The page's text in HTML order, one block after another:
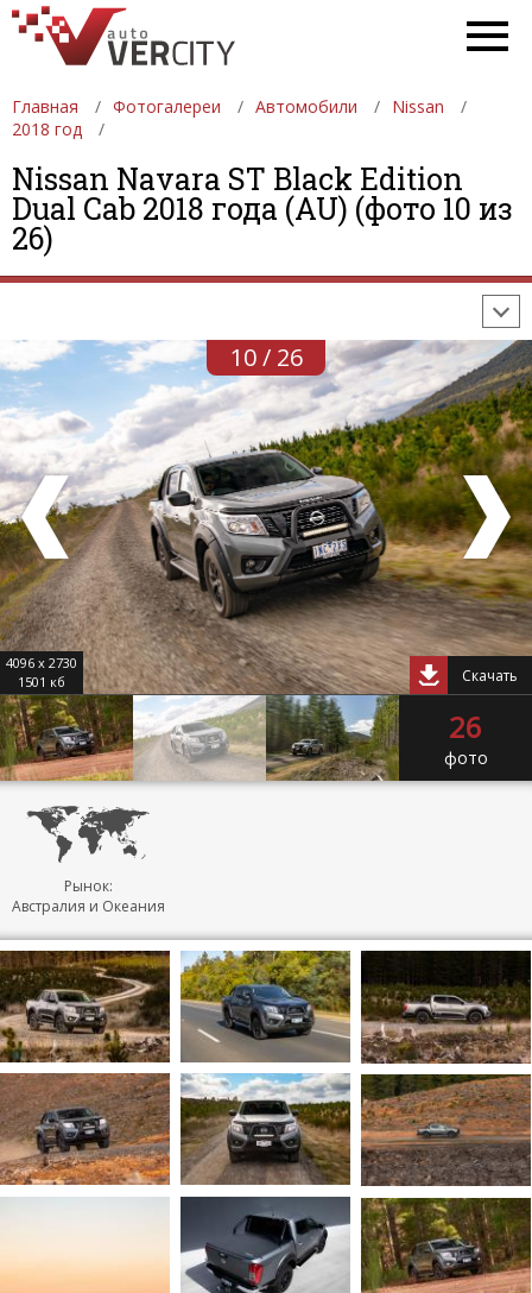
Главная Фотогалереи Автомобили
Nissan
2018 год
Nissan Navara ST Black Edition
Dual Cab 2018 года (AU) (фото 10 из
26)
ФОТОГАЛЕРЕИ АВТОМОБИЛИ
ДЕВУШКИ
АВТОСАЛОНЫ
10 / 26
4096 x 2730
1501 кб
Скачать
26
фото
Рынок:
Австралия и Океания